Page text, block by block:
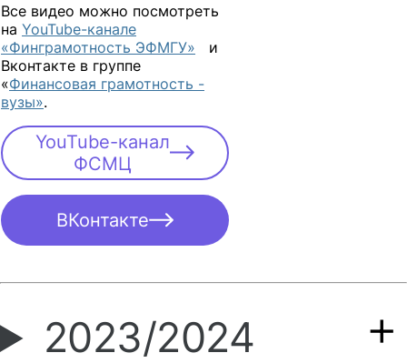
Все видео можно посмотреть
на YouTube-канале
«Финграмотность ЭФМГУ» и
Вконтакте в группе
«Финансовая грамотность -
вузы».
YouTube-канал
ФСМЦ
ВКонтакте
2023/2024